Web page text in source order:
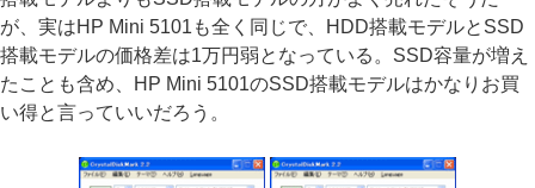
が、実はHP Mini 5101も全く同じで、HDD搭載モデルとSSD
搭載モデルの価格差は1万円弱となっている。SSD容量が増え
たことも含め、HP Mini 5101のSSD搭載モデルはかなりお買
い得と言っていいだろう。